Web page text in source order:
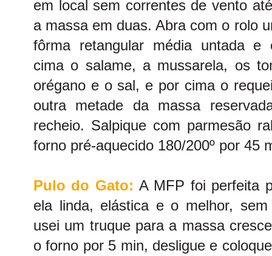
em local sem correntes de vento
a massa em duas. Abra com o rolo
fôrma retangular média untada e
cima o salame, a mussarela, os
orégano e o sal, e por cima o
outra metade da massa
recheio. Salpique com parmesão
forno pré-aquecido 180/200º por 45
Pulo do Gato:A MFP foi perfeita
ela linda, elástica e o melhor,
usei um truque para a massa
o forno por 5 min, desligue e